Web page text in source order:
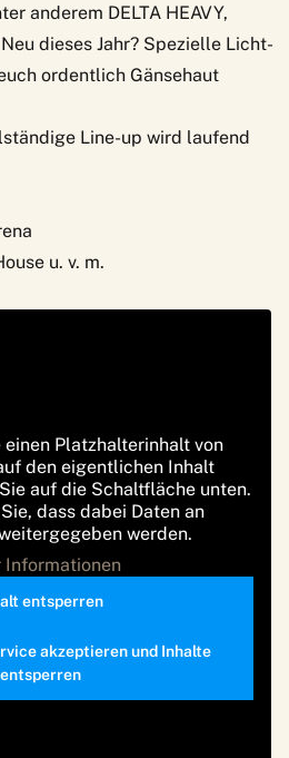
anderem DELTA HEAVY,
dieses Jahr? Spezielle Licht-
ordentlich Gänsehaut
Line-up wird laufend
u. v. m.
einen Platzhalterinhalt von
den eigentlichen Inhalt
auf die Schaltfläche unten.
dass dabei Daten an
werden.
Informationen
entsperren
akzeptieren und Inhalte
entsperren